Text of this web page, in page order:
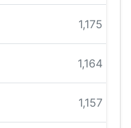
1,175 pts
1,164 pts
1,157 pts